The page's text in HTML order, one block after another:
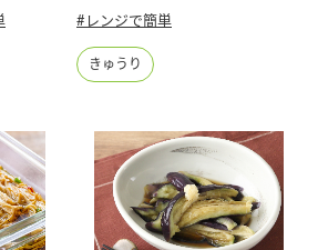
#レンジで簡単
きゅうり